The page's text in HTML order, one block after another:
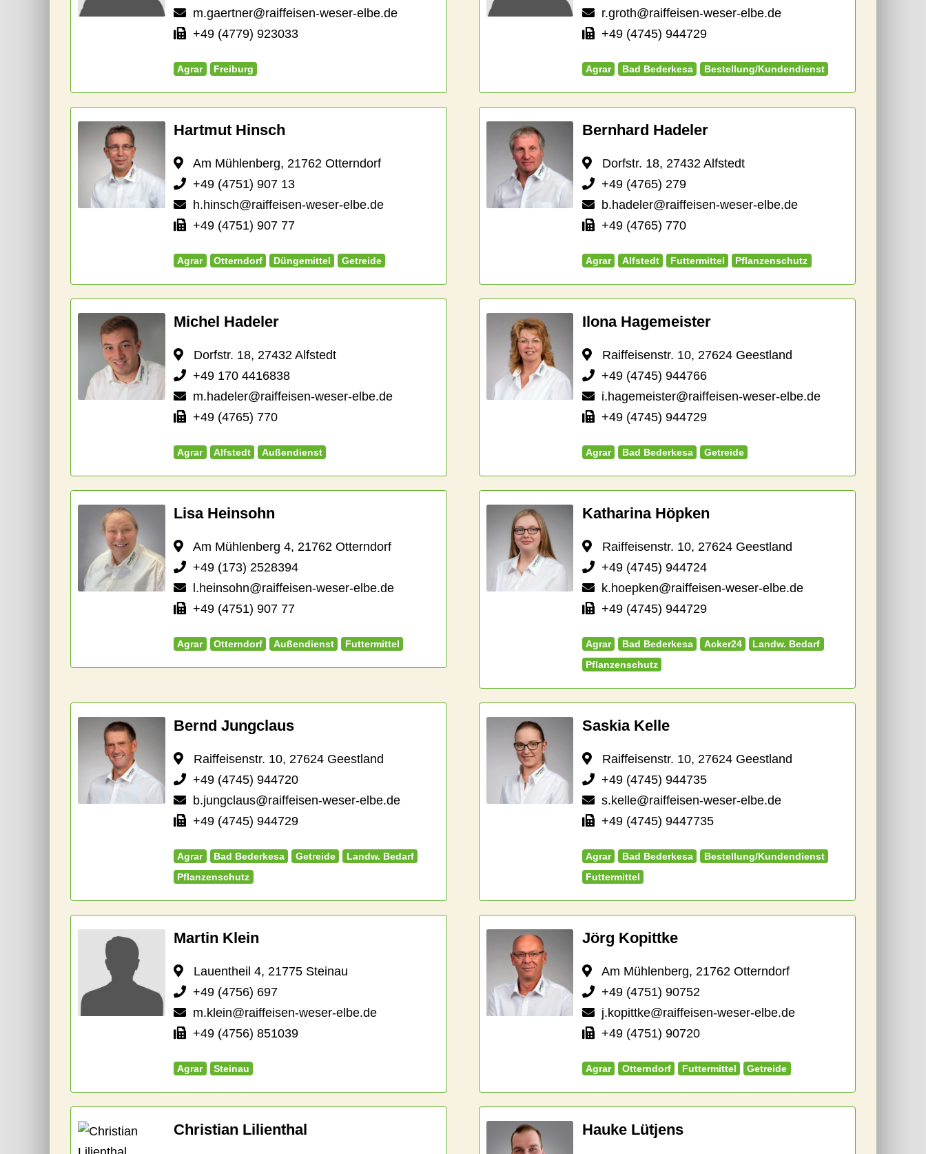
m.gaertner@raiffeisen-weser-elbe.de
+49 (4779) 923033
Agrar Freiburg
r.groth@raiffeisen-weser-elbe.de
+49 (4745) 944729
Agrar Bad Bederkesa Bestellung/Kundendienst
Hartmut Hinsch
Am Mühlenberg, 21762 Otterndorf
+49 (4751) 907 13
h.hinsch@raiffeisen-weser-elbe.de
+49 (4751) 907 77
Agrar Otterndorf Düngemittel Getreide
Bernhard Hadeler
Dorfstr. 18, 27432 Alfstedt
+49 (4765) 279
b.hadeler@raiffeisen-weser-elbe.de
+49 (4765) 770
Agrar Alfstedt Futtermittel Pflanzenschutz
Michel Hadeler
Dorfstr. 18, 27432 Alfstedt
+49 170 4416838
m.hadeler@raiffeisen-weser-elbe.de
+49 (4765) 770
Agrar Alfstedt Außendienst
Ilona Hagemeister
Raiffeisenstr. 10, 27624 Geestland
+49 (4745) 944766
i.hagemeister@raiffeisen-weser-elbe.de
+49 (4745) 944729
Agrar Bad Bederkesa Getreide
Lisa Heinsohn
Am Mühlenberg 4, 21762 Otterndorf
+49 (173) 2528394
l.heinsohn@raiffeisen-weser-elbe.de
+49 (4751) 907 77
Agrar Otterndorf Außendienst Futtermittel
Katharina Höpken
Raiffeisenstr. 10, 27624 Geestland
+49 (4745) 944724
k.hoepken@raiffeisen-weser-elbe.de
+49 (4745) 944729
Agrar Bad Bederkesa Acker24
Landw. Bedarf
Pflanzenschutz
Bernd Jungclaus
Raiffeisenstr. 10, 27624 Geestland
+49 (4745) 944720
b.jungclaus@raiffeisen-weser-elbe.de
+49 (4745) 944729
Agrar Bad Bederkesa Getreide
Landw. Bedarf
Pflanzenschutz
Saskia Kelle
Raiffeisenstr. 10, 27624 Geestland
+49 (4745) 944735
s.kelle@raiffeisen-weser-elbe.de
+49 (4745) 9447735
Agrar Bad Bederkesa
Bestellung/Kundendienst
Futtermittel
Martin Klein
Lauentheil 4, 21775 Steinau
+49 (4756) 697
m.klein@raiffeisen-weser-elbe.de
+49 (4756) 851039
Agrar Steinau
Jörg Kopittke
Am Mühlenberg, 21762 Otterndorf
+49 (4751) 90752
j.kopittke@raiffeisen-weser-elbe.de
+49 (4751) 90720
Agrar Otterndorf Futtermittel Getreide
Christian Lilienthal Hauke Lütjens